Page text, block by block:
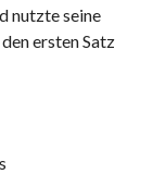
nutzte seine
ersten Satz